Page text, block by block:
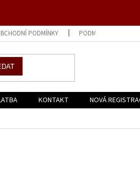
PODMÍNKY PODMÍNKY OCHRANY
KONTAKT
NOVÁ